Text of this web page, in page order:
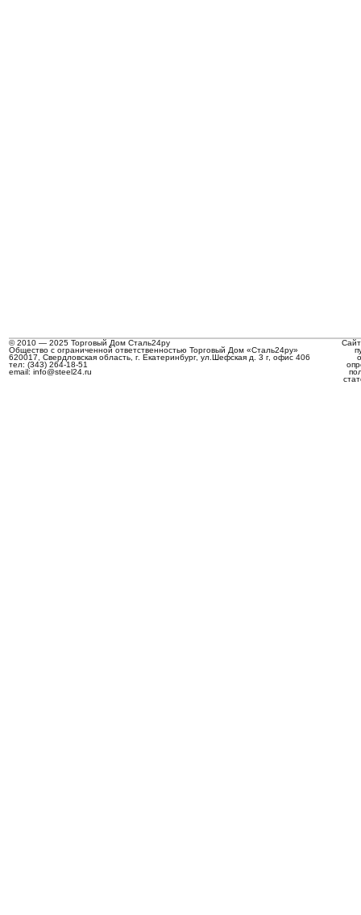
© 2010 — 2025 Торговый Дом Сталь24ру
Общество с ограниченной ответственностью Торговый Дом «Сталь24ру»
620017, Свердловская область, г. Екатеринбург, ул.Шефская д. 3 г, офис 406
тел: (343) 264-18-51
email: info@steel24.ru